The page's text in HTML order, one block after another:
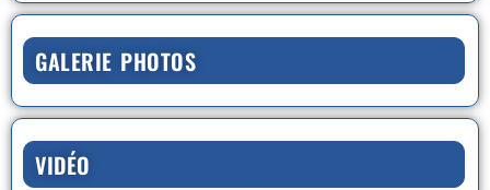
GALERIE PHOTOS
VIDÉO